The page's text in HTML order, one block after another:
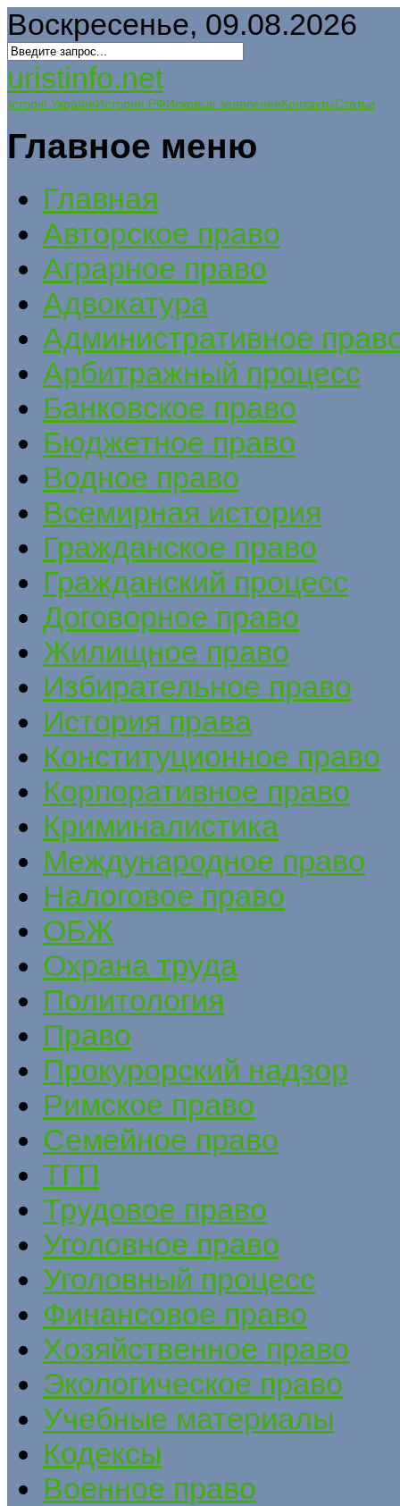
Воскресенье, 09.08.2026
uristinfo.net
Історія УкраїниИстория РФИсковые заявленияКонтактыСтатьи
Главное меню
Главная
Авторское право
Аграрное право
Адвокатура
Административное
Арбитражный процесс
Банковское право
Бюджетное право
Водное право
Всемирная история
Гражданское право
Гражданский процесс
Договорное право
Жилищное право
Избирательное право
История права
Конституционное право
Корпоративное право
Криминалистика
Международное право
Налоговое право
ОБЖ
Охрана труда
Политология
Право
Прокурорский надзор
Римское право
Семейное право
ТГП
Трудовое право
Уголовное право
Уголовный процесс
Финансовое право
Хозяйственное право
Экологическое право
Учебные материалы
Кодексы
Военное право